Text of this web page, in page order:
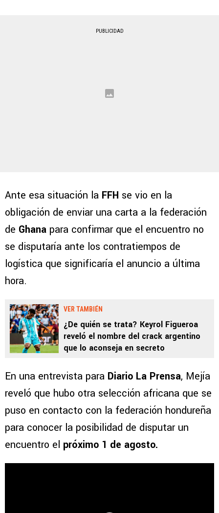
PUBLICIDAD
Ante esa situación la FFH se vio en la
obligación de enviar una carta a la federación
de Ghana para confirmar que el encuentro no
se disputaría ante los contratiempos de
logística que significaría el anuncio a última
hora.
VER TAMBIÉN
¿De quién se trata? Keyrol Figueroa
reveló el nombre del crack argentino
que lo aconseja en secreto
En una entrevista para Diario La Prensa, Mejía
reveló que hubo otra selección africana que se
puso en contacto con la federación hondureña
para conocer la posibilidad de disputar un
encuentro el próximo 1 de agosto.